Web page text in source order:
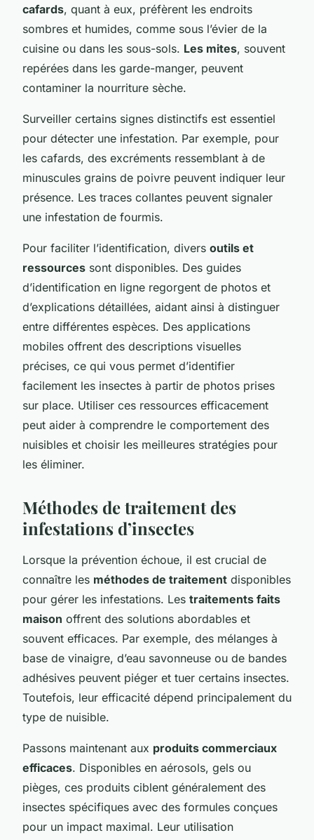
cafards, quant à eux, préfèrent les endroits
sombres et humides, comme sous l’évier de la
cuisine ou dans les sous-sols. Les mites, souvent
repérées dans les garde-manger, peuvent
contaminer la nourriture sèche.
Surveiller certains signes distinctifs est essentiel
pour détecter une infestation. Par exemple, pour
les cafards, des excréments ressemblant à de
minuscules grains de poivre peuvent indiquer leur
présence. Les traces collantes peuvent signaler
une infestation de fourmis.
Pour faciliter l’identification, divers outils et
ressources sont disponibles. Des guides
d’identification en ligne regorgent de photos et
d’explications détaillées, aidant ainsi à distinguer
entre différentes espèces. Des applications
mobiles offrent des descriptions visuelles
précises, ce qui vous permet d’identifier
facilement les insectes à partir de photos prises
sur place. Utiliser ces ressources efficacement
peut aider à comprendre le comportement des
nuisibles et choisir les meilleures stratégies pour
les éliminer.
Méthodes de traitement des
infestations d’insectes
Lorsque la prévention échoue, il est crucial de
connaître les méthodes de traitement disponibles
pour gérer les infestations. Les traitements faits
maison offrent des solutions abordables et
souvent efficaces. Par exemple, des mélanges à
base de vinaigre, d’eau savonneuse ou de bandes
adhésives peuvent piéger et tuer certains insectes.
Toutefois, leur efficacité dépend principalement du
type de nuisible.
Passons maintenant aux produits commerciaux
efficaces. Disponibles en aérosols, gels ou
pièges, ces produits ciblent généralement des
insectes spécifiques avec des formules conçues
pour un impact maximal. Leur utilisation